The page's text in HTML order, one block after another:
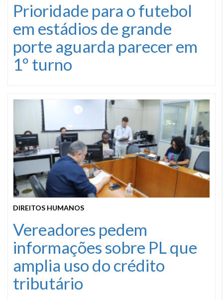
Prioridade para o futebol
em estádios de grande
porte aguarda parecer em
1º turno
DIREITOS HUMANOS
Vereadores pedem
informações sobre PL que
amplia uso do crédito
tributário